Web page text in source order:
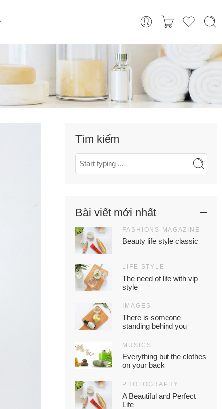
Tìm kiếm
Bài viết mới nhất
FASHIONS MAGAZINE
Beauty life style classic
LIFE STYLE
The need of life with vip
style
IMAGES
There is someone
standing behind you
MUSICS
Everything but the clothes
on your back
PHOTOGRAPHY
A Beautiful and Perfect
Life